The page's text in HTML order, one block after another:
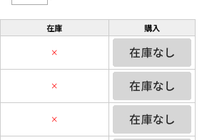
在庫 購入
×
×
×